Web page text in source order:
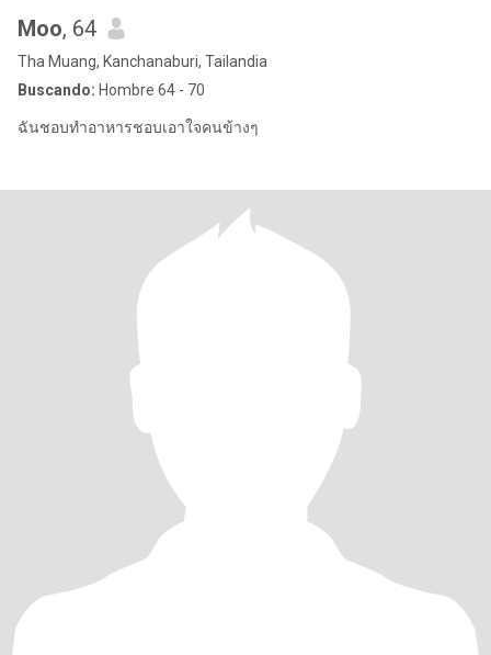
Moo, 64
Tha Muang, Kanchanaburi, Tailandia
Buscando: Hombre 64 - 70
ฉันชอบทำอาหารชอบเอาใจคนข้างๆ